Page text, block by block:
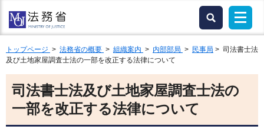
トップページ > 法務省の概要 > 組織案内 > 内部部局 > 民事局 > 司法書士法
及び土地家屋調査士法の一部を改正する法律について
司法書士法及び土地家屋調査士法の
一部を改正する法律について